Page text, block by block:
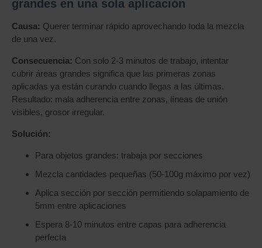
grandes en una sola aplicación
Causa: Querer terminar rápido aprovechando toda la mezcla
de una vez.
Consecuencia: Con solo 2-3 minutos de trabajo, intentar
cubrir áreas grandes significa que las primeras zonas
aplicadas ya están curando cuando llegas a las últimas.
Resultado: mala adherencia entre zonas, líneas de unión
visibles, grosor irregular.
Solución:
Para objetos grandes: trabaja por secciones
Mezcla cantidades pequeñas (50-100g máximo por vez)
Aplica sección por sección permitiendo solapamiento de
5mm entre aplicaciones
Espera 8-10 minutos entre capas para adherencia
perfecta